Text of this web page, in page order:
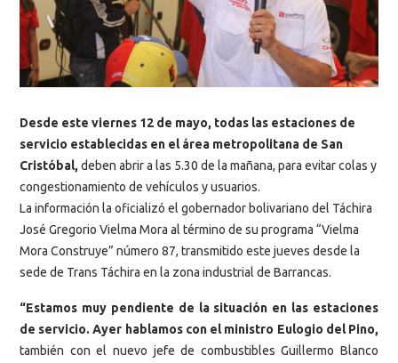
Desde este viernes 12 de mayo, todas las estaciones de
servicio establecidas en el área metropolitana de San
Cristóbal, deben abrir a las 5.30 de la mañana, para evitar colas y
congestionamiento de vehículos y usuarios.
La información la oficializó el gobernador bolivariano del Táchira
José Gregorio Vielma Mora al término de su programa “Vielma
Mora Construye” número 87, transmitido este jueves desde la
sede de Trans Táchira en la zona industrial de Barrancas.
“Estamos muy pendiente de la situación en las estaciones
de servicio. Ayer hablamos con el ministro Eulogio del Pino,
también con el nuevo jefe de combustibles Guillermo Blanco